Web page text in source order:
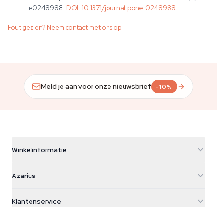
e0248988. DOI: 10.1371/journal.pone.0248988
Fout gezien? Neem contact met ons op
Meld je aan voor onze nieuwsbrief -10%
Winkelinformatie
Galvaniweg 11
Nederland
Azarius
Klantenservice